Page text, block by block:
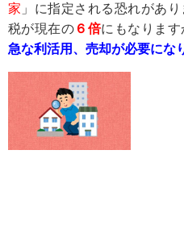
家 」に指定される恐れがあ
税が現在の ６倍にもなります
急な利活用、売却が必要にな